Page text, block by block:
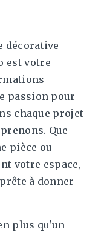
décorative
est votre
passion pour
chaque projet
Que
pièce ou
votre espace,
à donner
plus qu'un